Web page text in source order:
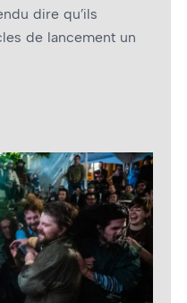
dire qu’ils
de lancement un